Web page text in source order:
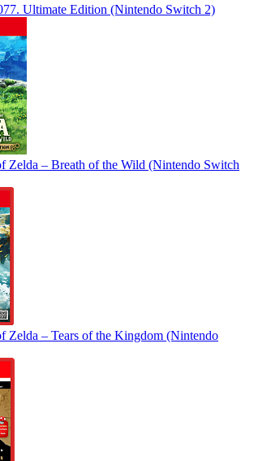
Ultimate Edition (Nintendo Switch 2)
Zelda – Breath of the Wild (Nintendo Switch
Zelda – Tears of the Kingdom (Nintendo